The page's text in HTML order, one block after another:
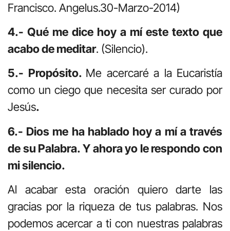
Francisco. Angelus.30-Marzo-2014)
4.- Qué me dice hoy a mí este texto que
acabo de meditar. (Silencio).
5.- Propósito. Me acercaré a la Eucaristía
como un ciego que necesita ser curado por
Jesús.
6.- Dios me ha hablado hoy a mí a través
de su Palabra. Y ahora yo le respondo con
mi silencio.
Al acabar esta oración quiero darte las
gracias por la riqueza de tus palabras. Nos
podemos acercar a ti con nuestras palabras